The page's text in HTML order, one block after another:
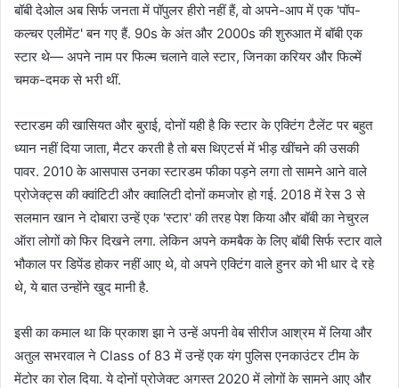
बॉबी देओल अब सिर्फ जनता में पॉपुलर हीरो नहीं हैं, वो अपने-आप में एक 'पॉप-
कल्चर एलीमेंट' बन गए हैं. 90s के अंत और 2000s की शुरुआत में बॉबी एक
स्टार थे— अपने नाम पर फिल्म चलाने वाले स्टार, जिनका करियर और फिल्में
चमक-दमक से भरी थीं.
स्टारडम की खासियत और बुराई, दोनों यही है कि स्टार के एक्टिंग टैलेंट पर बहुत
ध्यान नहीं दिया जाता, मैटर करती है तो बस थिएटर्स में भीड़ खींचने की उसकी
पावर. 2010 के आसपास उनका स्टारडम फीका पड़ने लगा तो सामने आने वाले
प्रोजेक्ट्स की क्वांटिटी और क्वालिटी दोनों कमजोर हो गई. 2018 में रेस 3 से
सलमान खान ने दोबारा उन्हें एक 'स्टार' की तरह पेश किया और बॉबी का नेचुरल
ऑरा लोगों को फिर दिखने लगा. लेकिन अपने कमबैक के लिए बॉबी सिर्फ स्टार वाले
भौकाल पर डिपेंड होकर नहीं आए थे, वो अपने एक्टिंग वाले हुनर को भी धार दे रहे
थे, ये बात उन्होंने खुद मानी है.
इसी का कमाल था कि प्रकाश झा ने उन्हें अपनी वेब सीरीज आश्रम में लिया और
अतुल सभरवाल ने Class of 83 में उन्हें एक यंग पुलिस एनकाउंटर टीम के
मेंटोर का रोल दिया. ये दोनों प्रोजेक्ट अगस्त 2020 में लोगों के सामने आए और